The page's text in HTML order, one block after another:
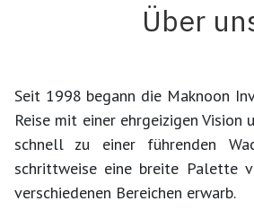
Über
Seit 1998 begann die Maknoon
Reise mit einer ehrgeizigen Vision
schnell zu einer führenden
schrittweise eine breite Palette
verschiedenen Bereichen erwarb.